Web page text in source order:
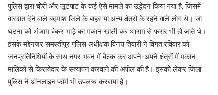
पुलिस द्वारा चोरी और लूटपाट के कई ऐसे मामले का उद्भेदन किया गया है, जिसमें
वारदात देने वाले बदमाश जिले के बाहर या अन्य क्षेत्रों के रहने वाले लोग थे। जो
घटना को अंजाम देकर भाड़े का मकान खाली कर आराम से फरार भी हो जाते थे।
इसके मद्देनजर समस्तीपुर पुलिस अधीक्षक विनय तिवारी ने विगत रविवार को
जनप्रतिनिधियों के साथ नगर भवन में बैठक कर अपने-अपने क्षेत्रों में मकान
मालिकों से किरायेदार के सत्यापन करवाने की अपील की है। इसको लेकर जिला
पुलिस ने ऑनलाइन फॉर्म भी उपलब्ध करवाया है।